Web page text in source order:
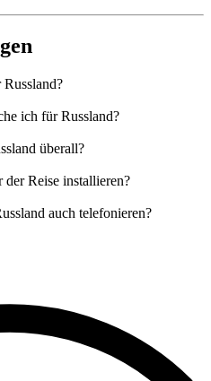
ich für Russland?
überall?
Reise installieren?
auch telefonieren?